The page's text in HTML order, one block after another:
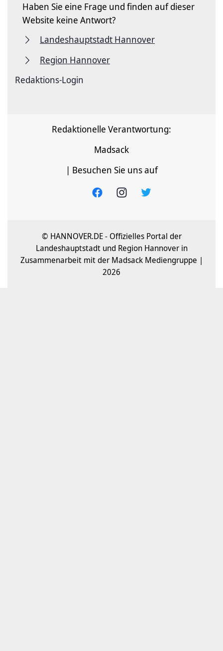
Haben Sie eine Frage und finden auf dieser
Website keine Antwort?
Landeshauptstadt Hannover
Region Hannover
Redaktions-Login
Redaktionelle Verantwortung:
Madsack
| Besuchen Sie uns auf
© HANNOVER.DE - Offizielles Portal der
Landeshauptstadt und Region Hannover in
Zusammenarbeit mit der Madsack Mediengruppe |
2026